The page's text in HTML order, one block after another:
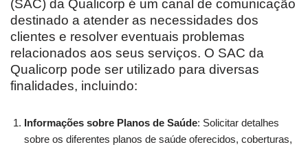
(SAC) da Qualicorp é um canal de comunicação
destinado a atender as necessidades dos
clientes e resolver eventuais problemas
relacionados aos seus serviços. O SAC da
Qualicorp pode ser utilizado para diversas
finalidades, incluindo:
Informações sobre Planos de Saúde: Solicitar detalhes
sobre os diferentes planos de saúde oferecidos, coberturas,